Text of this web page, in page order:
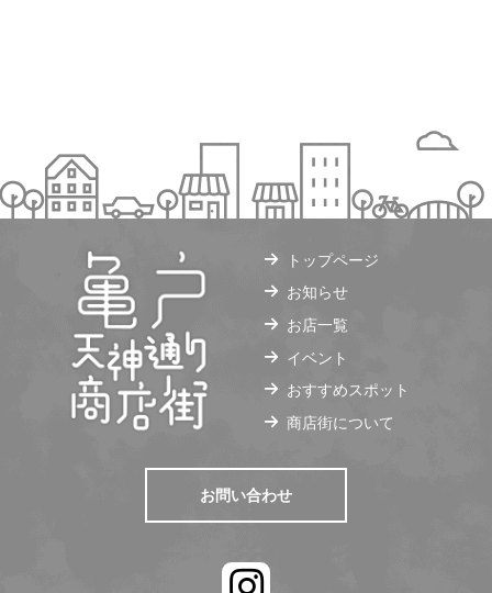
トップページ
お知らせ
お店一覧
イベント
おすすめスポット
商店街について
お問い合わせ